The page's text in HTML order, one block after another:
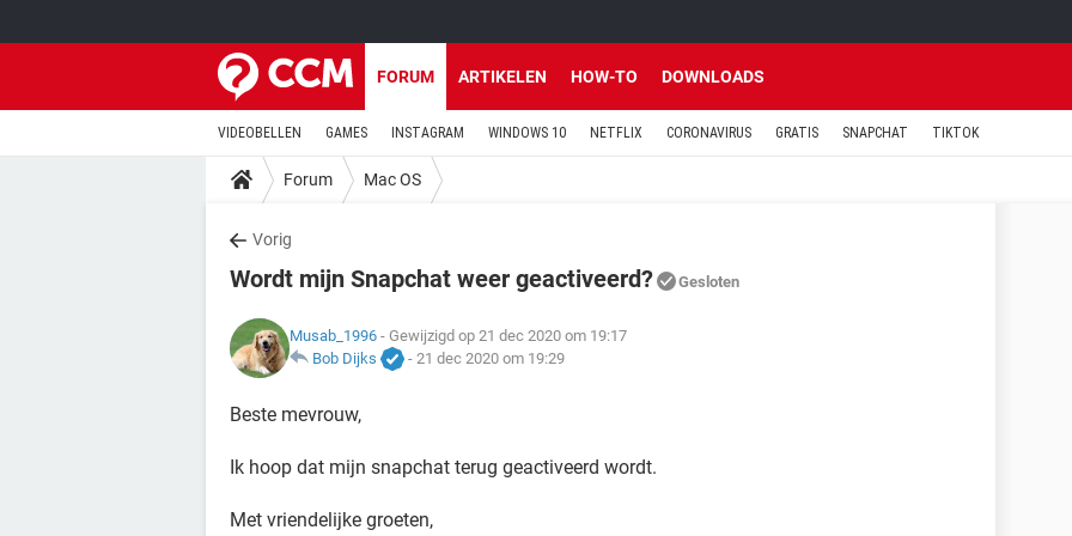
FORUM ARTIKELEN HOW-TO DOWNLOADS
VIDEOBELLEN GAMES INSTAGRAM WINDOWS 10 NETFLIX CORONAVIRUS GRATIS SNAPCHAT TIKTOK
Forum Mac OS
Vorig
Wordt mijn Snapchat weer geactiveerd? Gesloten
Musab_1996 - Gewijzigd op 21 dec 2020 om 19:17
Bob Dijks
- 21 dec 2020 om 19:29
Beste mevrouw,
Ik hoop dat mijn snapchat terug geactiveerd wordt.
Met vriendelijke groeten,